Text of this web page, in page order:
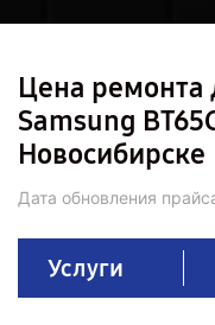
Цена ремонта
Samsung
Новосибирске
Дата обновления
Услуги